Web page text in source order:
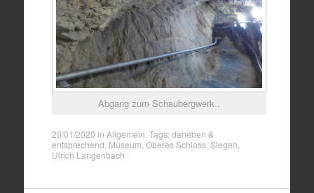
Abgang zum Schaubergwerk..
29/01/2020 in Allgemein . Tags:daneben &
entsprechend Museum Oberes Schloss, Siegen
Ulrich Langenbach